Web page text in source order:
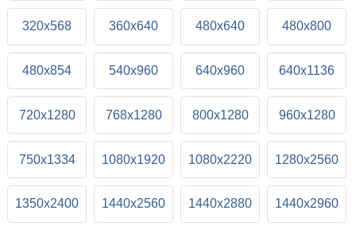
320x568 360x640 480x640 480x800
480x854 540x960 640x960 640x1136
720x1280 768x1280 800x1280 960x1280
750x1334 1080x1920 1080x2220 1280x2560
1350x2400 1440x2560 1440x2880 1440x2960